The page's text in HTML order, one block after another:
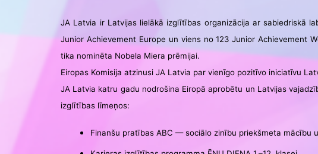
JA Latvia ir Latvijas lielākā izglītības organizācija ar sabiedriskā
Junior Achievement Europe un viens no 123 Junior Achievement
tika nominēta Nobela Miera prēmijai.
Eiropas Komisija atzinusi JA Latvia par vienīgo pozitīvo iniciatīvu
JA Latvia katru gadu nodrošina Eiropā aprobētu un Latvijas
izglītības līmeņos:
Finanšu pratības ABC — sociālo zinību priekšmeta mācību